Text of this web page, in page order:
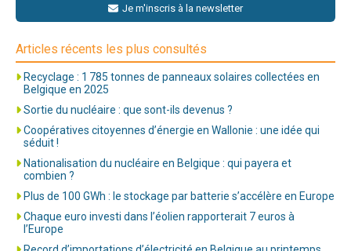
Je m'inscris à la newsletter
Articles récents les plus consultés
Recyclage : 1 785 tonnes de panneaux solaires collectées en
Belgique en 2025
Sortie du nucléaire : que sont-ils devenus ?
Coopératives citoyennes d’énergie en Wallonie : une idée qui
séduit !
Nationalisation du nucléaire en Belgique : qui payera et
combien ?
Plus de 100 GWh : le stockage par batterie s’accélère en Europe
Chaque euro investi dans l’éolien rapporterait 7 euros à
l’Europe